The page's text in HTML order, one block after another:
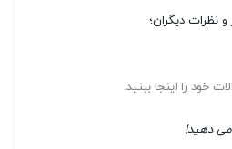
و نظرات دیگران؛
خود را اینجا ببنید.
می دهید!